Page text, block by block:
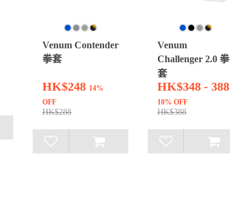
Venum Contender
拳套
HK$248 14%
OFF
HK$288
Venum
Challenger 2.0 拳
套
HK$348 - 388
10% OFF
HK$388